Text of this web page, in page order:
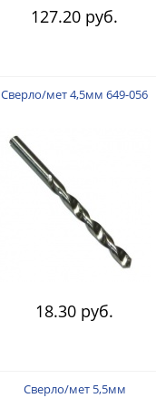
127.20 руб.
Сверло/мет 4,5мм 649-056
18.30 руб.
Сверло/мет 5,5мм